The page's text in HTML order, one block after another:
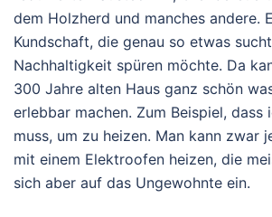
dem Holzherd und manches andere.
Kundschaft, die genau so etwas
Nachhaltigkeit spüren möchte. Da
300 Jahre alten Haus ganz schön
erlebbar machen. Zum Beispiel, dass
muss, um zu heizen. Man kann zwar
mit einem Elektroofen heizen, die
sich aber auf das Ungewohnte ein.